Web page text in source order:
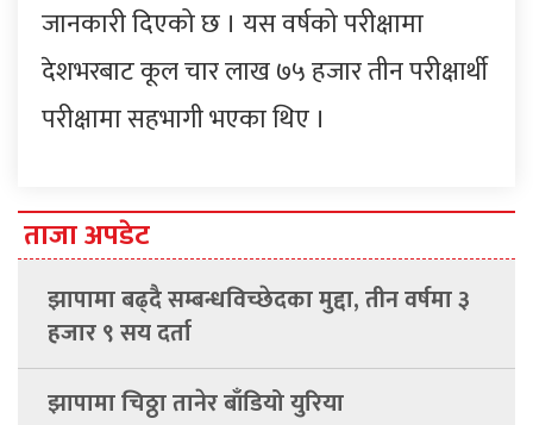
जानकारी दिएको छ । यस वर्षको परीक्षामा
देशभरबाट कूल चार लाख ७५ हजार तीन परीक्षार्थी
परीक्षामा सहभागी भएका थिए ।
ताजा अपडेट
झापामा बढ्दै सम्बन्धविच्छेदका मुद्दा, तीन वर्षमा ३
हजार ९ सय दर्ता
झापामा चिठ्ठा तानेर बाँडियो युरिया